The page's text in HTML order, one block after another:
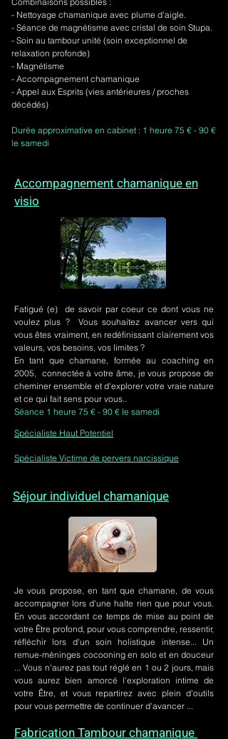
- Nettoyage chamanique avec plume d'aigle.
- Séance de magnétisme avec cristal de soin Stupa.
- Soin au tambour unité (soin exceptionnel de
relaxation profonde)
- Magnétisme
- Accompagnement chamanique
- Appel aux Esprits (vies antérieures / proches
décédés)
Durée approximative en cabinet : 1 heure 75 € - 90 €
le samedi
Accompagnement chamanique en
visio
Fatigué (e) de savoir par coeur ce dont vous ne
voulez plus ? Vous souhaitez avancer vers qui
vous êtes vraiment, en redéfinissant clairement vos
valeurs, vos besoins, vos limites ?
En tant que chamane, formée au coaching en
2005, connectée à votre âme, je vous propose de
cheminer ensemble et d'explorer votre vraie nature
et ce qui fait sens pour vous..
Séance 1 heure 75 € - 90 € le samedi
Spécialiste Haut Potentiel
Spécialiste Victime de pervers narcissique
Séjour individuel chamanique
Je vous propose, en tant que chamane, de vous
accompagner lors d'une halte rien que pour vous.
En vous accordant ce temps de mise au point de
votre Être profond, pour vous comprendre, ressentir,
réfléchir lors d'un soin holistique intense... Un
remue-méninges cocooning en solo et en douceur
... Vous n'aurez pas tout réglé en 1 ou 2 jours, mais
vous aurez bien amorcé l'exploration intime de
votre Être, et vous repartirez avec plein d'outils
pour vous permettre de continuer d'avancer ...
Fabrication Tambour chamanique